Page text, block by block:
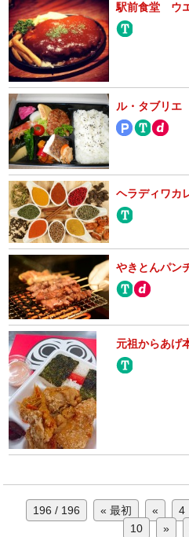
駅前食堂 ウ
ル・タブリエ
ヘラディワカ
やきとんパン
元祖からあげ
196 / 196 « 最初 « 4
10
»